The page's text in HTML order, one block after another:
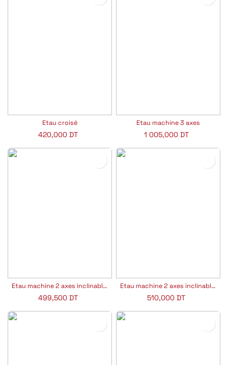
Etau croisé
420,000DT
Etau machine 3 axes
1 005,000DT
Etau machine 2 axes inclinables
499,500DT
Etau machine 2 axes inclinable et rotatif 360°
510,000 DT